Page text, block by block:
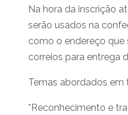
Na hora da inscrição
serão usados na
como o endereço que
correios para entrega
Temas abordados em
*Reconhecimento e